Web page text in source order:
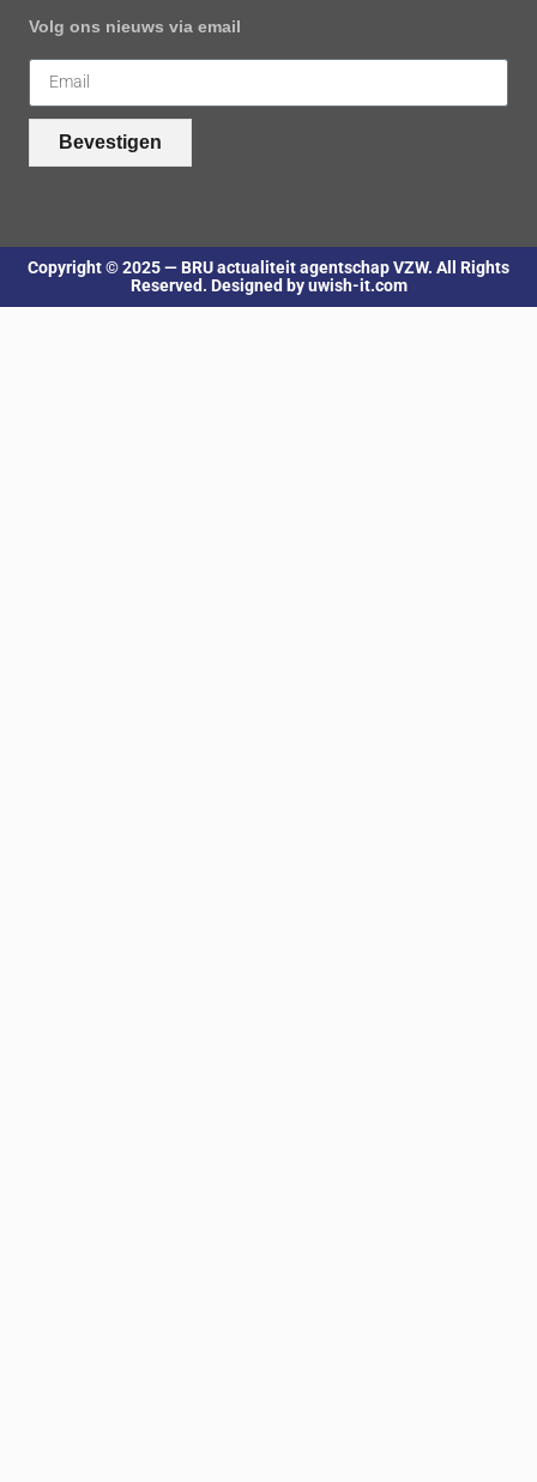
Volg ons nieuws via email
Bevestigen
Copyright © 2025 — BRU actualiteit agentschap VZW. All Rights
Reserved. Designed by uwish-it.com